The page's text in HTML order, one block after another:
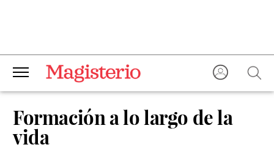
Formación a lo largo de la
vida